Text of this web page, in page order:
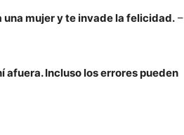
una mujer y te invade la felicidad. –
afuera. Incluso los errores pueden